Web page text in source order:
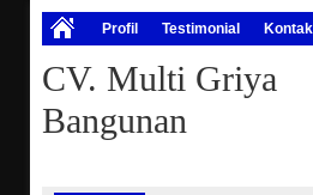
Profil Testimonial Kontak
CV. Multi Griya
Bangunan